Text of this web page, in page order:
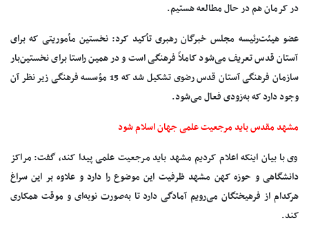
در کرمان هم در حال مطالعه هستیم.
عضو هیئت‌رئیسه مجلس خبرگان رهبری تأکید کرد: نخستین مأموریتی که برای
آستان قدس تعریف می‌شود کاملاً فرهنگی است و در همین راستا برای نخستین‌بار
سازمان فرهنگی آستان قدس رضوی تشکیل شد که 15 مؤسسه فرهنگی زیر نظر آن
وجود دارد که به‌زودی فعال می‌شود.
مشهد مقدس باید مرجعیت علمی جهان اسلام شود
وی با بیان اینکه اعلام کردیم مشهد ‌باید مرجعیت علمی پیدا کند، گفت: مراکز
دانشگاهی و حوزه کهن مشهد ظرفیت این موضوع را دارد و علاوه بر این سراغ
هرکدام از فرهیختگان می‌رویم آمادگی دارد تا به‌صورت نوبه‌ای و موقت همکاری
کند.